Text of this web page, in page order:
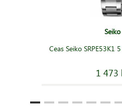
Seiko
Ceas Seiko SRPE53K1
1 473